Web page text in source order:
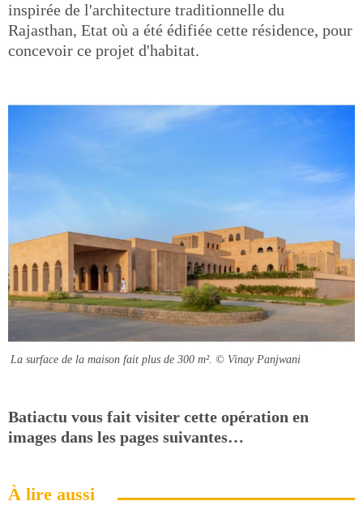
inspirée de l'architecture traditionnelle du
Rajasthan, Etat où a été édifiée cette résidence, pour
concevoir ce projet d'habitat.
La surface de la maison fait plus de 300 m². © Vinay Panjwani
Batiactu vous fait visiter cette opération en
images dans les pages suivantes…
À lire aussi